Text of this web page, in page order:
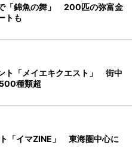
「錦魚の舞」 200匹の弥富金
トも
ト「メイエキクエスト」 街中
種類超
「イマZINE」 東海圏中心に